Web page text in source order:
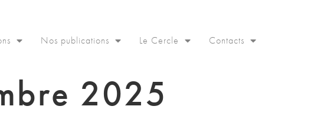
Nos publications Le Cercle Contacts
2025